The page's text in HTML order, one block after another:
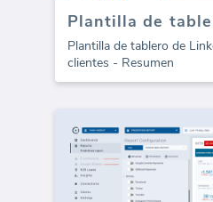
Plantilla de tablero de
clientes - Resumen